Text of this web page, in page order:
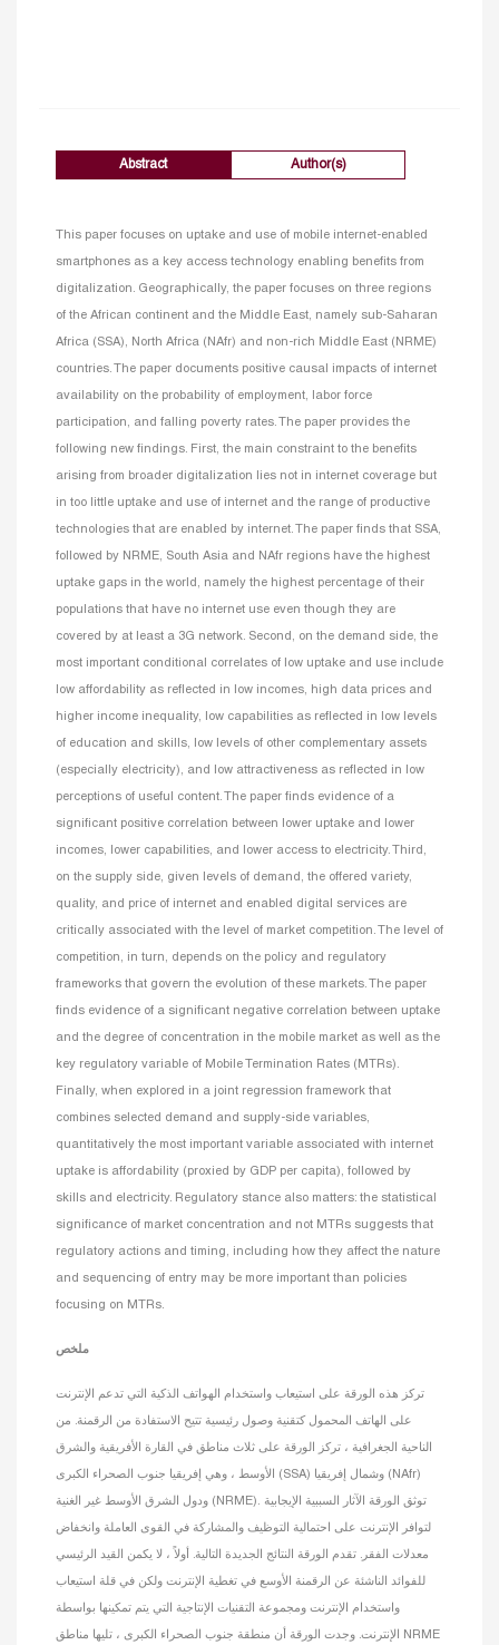
Abstract Author(s)
This paper focuses on uptake and use of mobile internet-enabled
smartphones as a key access technology enabling benefits from
digitalization. Geographically, the paper focuses on three regions
of the African continent and the Middle East, namely sub-Saharan
Africa (SSA), North Africa (NAfr) and non-rich Middle East (NRME)
countries. The paper documents positive causal impacts of internet
availability on the probability of employment, labor force
participation, and falling poverty rates. The paper provides the
following new findings. First, the main constraint to the benefits
arising from broader digitalization lies not in internet coverage but
in too little uptake and use of internet and the range of productive
technologies that are enabled by internet. The paper finds that SSA,
followed by NRME, South Asia and NAfr regions have the highest
uptake gaps in the world, namely the highest percentage of their
populations that have no internet use even though they are
covered by at least a 3G network. Second, on the demand side, the
most important conditional correlates of low uptake and use include
low affordability as reflected in low incomes, high data prices and
higher income inequality, low capabilities as reflected in low levels
of education and skills, low levels of other complementary assets
(especially electricity), and low attractiveness as reflected in low
perceptions of useful content. The paper finds evidence of a
significant positive correlation between lower uptake and lower
incomes, lower capabilities, and lower access to electricity. Third,
on the supply side, given levels of demand, the offered variety,
quality, and price of internet and enabled digital services are
critically associated with the level of market competition. The level of
competition, in turn, depends on the policy and regulatory
frameworks that govern the evolution of these markets. The paper
finds evidence of a significant negative correlation between uptake
and the degree of concentration in the mobile market as well as the
key regulatory variable of Mobile Termination Rates (MTRs).
Finally, when explored in a joint regression framework that
combines selected demand and supply-side variables,
quantitatively the most important variable associated with internet
uptake is affordability (proxied by GDP per capita), followed by
skills and electricity. Regulatory stance also matters: the statistical
significance of market concentration and not MTRs suggests that
regulatory actions and timing, including how they affect the nature
and sequencing of entry may be more important than policies
focusing on MTRs.
ملخص
تركز هذه الورقة على استيعاب واستخدام الهواتف الذكية التي تدعم الإنترنت
على الهاتف المحمول كتقنية وصول رئيسية تتيح الاستفادة من الرقمنة. من
الناحية الجغرافية ، تركز الورقة على ثلاث مناطق في القارة الأفريقية والشرق
الأوسط ، وهي إفريقيا جنوب الصحراء الكبرى (SSA) وشمال إفريقيا (NAfr)
ودول الشرق الأوسط غير الغنية (NRME). توثق الورقة الآثار السببية الإيجابية
لتوافر الإنترنت على احتمالية التوظيف والمشاركة في القوى العاملة وانخفاض
معدلات الفقر. تقدم الورقة النتائج الجديدة التالية. أولاً ، لا يكمن القيد الرئيسي
للفوائد الناشئة عن الرقمنة الأوسع في تغطية الإنترنت ولكن في قلة استيعاب
واستخدام الإنترنت ومجموعة التقنيات الإنتاجية التي يتم تمكينها بواسطة
الإنترنت. وجدت الورقة أن منطقة جنوب الصحراء الكبرى ، تليها مناطق NRME